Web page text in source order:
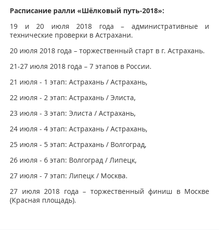
Расписание ралли «Шёлковый путь-2018»:
19 и 20 июля 2018 года – административные и
технические проверки в Астрахани.
20 июля 2018 года – торжественный старт в г. Астрахань.
21-27 июля 2018 года – 7 этапов в России.
21 июля - 1 этап: Астрахань / Астрахань,
22 июля - 2 этап: Астрахань / Элиста,
23 июля - 3 этап: Элиста / Астрахань,
24 июля - 4 этап: Астрахань / Астрахань,
25 июля - 5 этап: Астрахань / Волгоград,
26 июля - 6 этап: Волгоград / Липецк,
27 июля - 7 этап: Липецк / Москва.
27 июля 2018 года – торжественный финиш в Москве
(Красная площадь).